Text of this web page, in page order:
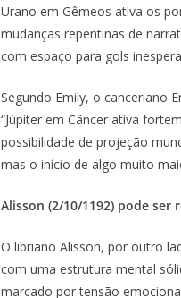
Urano em Gêmeos ativa os
mudanças repentinas de
com espaço para gols
Segundo Emily, o canceriano
“Júpiter em Câncer ativa
possibilidade de projeção
mas o início de algo muito
Alisson (2/10/1192) pode ser
O libriano Alisson, por outro
com uma estrutura mental
marcado por tensão